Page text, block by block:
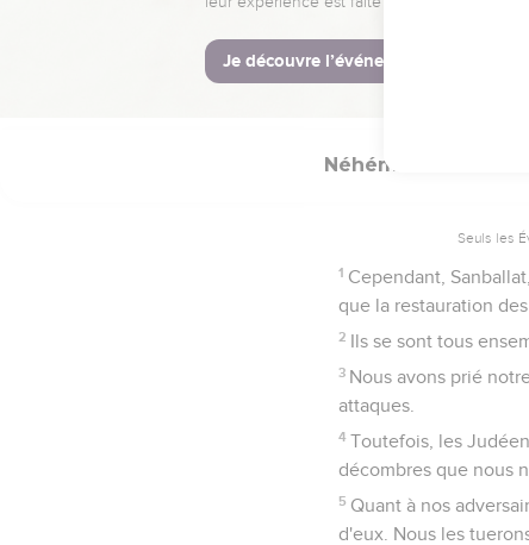
38 Nous avons
Néhémie
Seuls les
1 Cependant,
que la restauration
2 Ils se sont tous
3 Nous avons prié
attaques.
4 Toutefois, les
décombres que nous
5 Quant à nos
d'eux. Nous les